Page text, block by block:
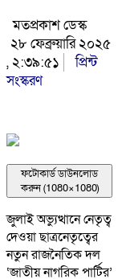
মতপ্রকাশ ডেস্ক
২৮ ফেব্রুয়ারি ২০২৫
, ২:৩৯:৫১
প্রিন্ট
সংস্করণ
ফটোকার্ড ডাউনলোড
করুন (1080×1080)
জুলাই অভ্যুত্থানে নেতৃত্ব
দেওয়া ছাত্রনেতৃত্বের
নতুন রাজনৈতিক দল
‘জাতীয় নাগরিক পার্টির’